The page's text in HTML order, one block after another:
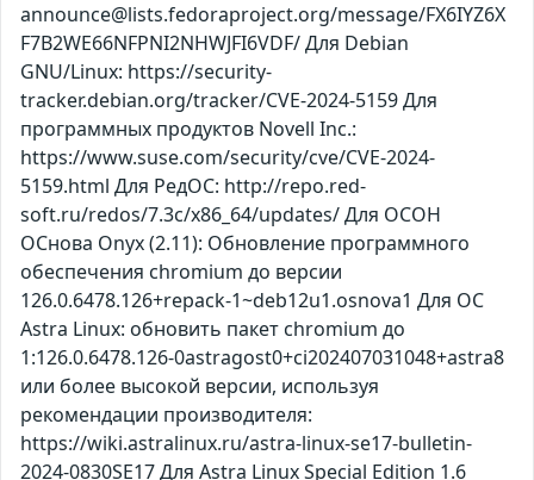
announce@lists.fedoraproject.org/message/FX6IYZ6X
F7B2WE66NFPNI2NHWJFI6VDF/ Для Debian
GNU/Linux: https://security-
tracker.debian.org/tracker/CVE-2024-5159 Для
программных продуктов Novell Inc.:
https://www.suse.com/security/cve/CVE-2024-
5159.html Для РедОС: http://repo.red-
soft.ru/redos/7.3c/x86_64/updates/ Для ОСОН
ОСнова Оnyx (2.11): Обновление программного
обеспечения chromium до версии
126.0.6478.126+repack-1~deb12u1.osnova1 Для ОС
Astra Linux: обновить пакет chromium до
1:126.0.6478.126-0astragost0+ci202407031048+astra8
или более высокой версии, используя
рекомендации производителя:
https://wiki.astralinux.ru/astra-linux-se17-bulletin-
2024-0830SE17 Для Astra Linux Special Edition 1.6